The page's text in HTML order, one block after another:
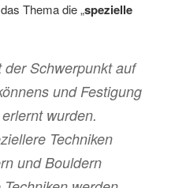
Thema die „spezielle
Schwerpunkt auf
und Festigung
wurden.
Techniken
und Bouldern